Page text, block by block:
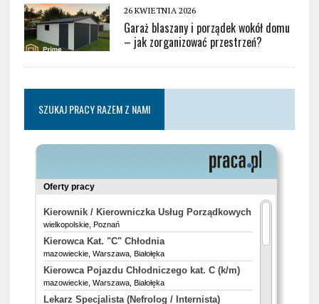
26 KWIETNIA 2026
Garaż blaszany i porządek wokół domu
– jak zorganizować przestrzeń?
SZUKAJ PRACY RAZEM Z NAMI